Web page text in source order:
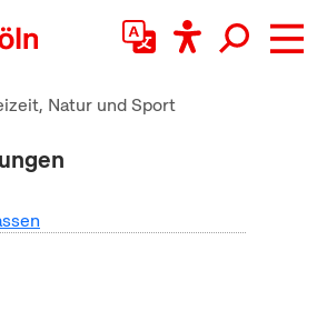
Natur und Sport